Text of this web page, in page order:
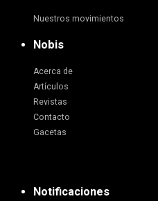
Nuestros movimientos
Nobis
Acerca de
Artículos
Revistas
Contacto
Gacetas
Notificaciones